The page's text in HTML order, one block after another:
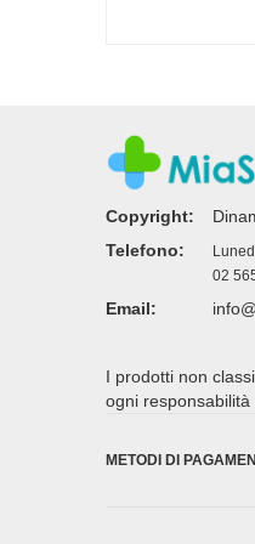
Copyright:
Telefono:
02
Email:
I prodotti non
ogni
METODI DI